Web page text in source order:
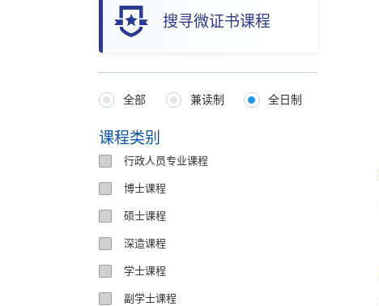
搜寻微证书课程
Programmes
Type
全部 兼读制 全日制
课程类别
行政人员专业课程
博士课程
硕士课程
深造课程
学士课程
副学士课程